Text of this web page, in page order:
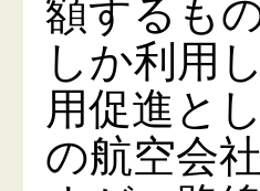
額するも
しか利用
用促進と
の航空会